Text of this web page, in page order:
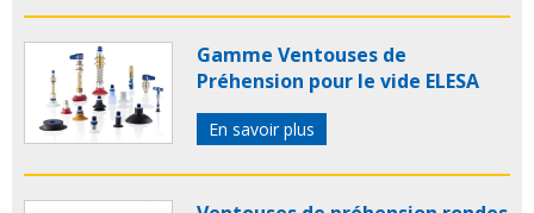
Gamme Ventouses de
Préhension pour le vide ELESA
En savoir plus